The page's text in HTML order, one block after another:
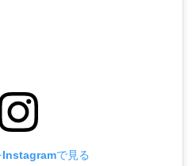
Instagramで見る